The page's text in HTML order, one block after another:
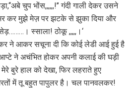
चुप भोंस,,,,,,!’’ गंदी गाली देकर उसने
कर मुझे मेज़ पर झटके से झुका दिया और
स्साला! ठोकू ,,,,,।‘
ने आकर सचूना दी कि कोई लेडी आई हुई है
ने अचंभित होकर अपनी कलाई की घड़ी
बुरे हाल को देखा, फिर लहराते हुए
में तू बहुत पापुलर है। चल पानवलकर!